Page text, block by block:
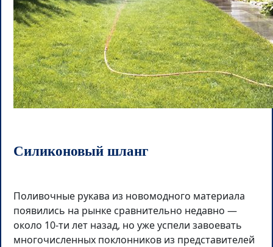
Силиконовый шланг
Поливочные рукава из новомодного материала
появились на рынке сравнительно недавно —
около 10-ти лет назад, но уже успели завоевать
многочисленных поклонников из представителей